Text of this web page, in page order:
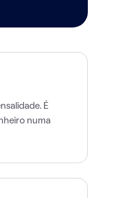
É
numa